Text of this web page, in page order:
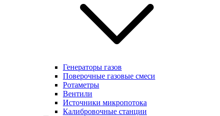
Генераторы газов
Поверочные газовые смеси
Ротаметры
Вентили
Источники микропотока
Калибровочные станции